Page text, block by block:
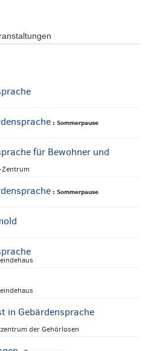
: Sommerpause
für Bewohner und
: Sommerpause
in Gebärdensprache
der Gehörlosen